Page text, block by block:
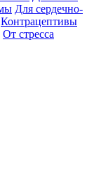
Для сердечно-
Контрацептивы
От стресса